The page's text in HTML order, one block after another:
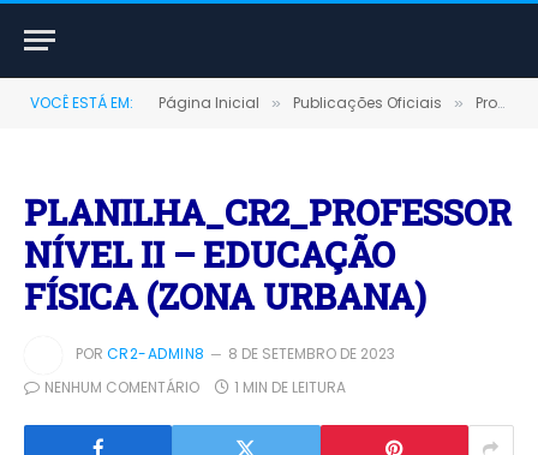
VOCÊ ESTÁ EM: Página Inicial » Publicações Oficiais » Processos Seletivos
PLANILHA_CR2_PROFESSOR
NÍVEL II – EDUCAÇÃO
FÍSICA (ZONA URBANA)
POR CR2-ADMIN8
8 DE SETEMBRO DE 2023
NENHUM COMENTÁRIO
1 MIN DE LEITURA